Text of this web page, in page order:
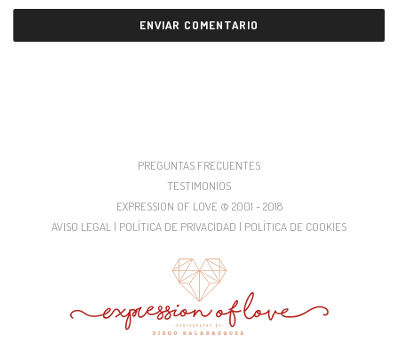
PREGUNTAS FRECUENTES
TESTIMONIOS
EXPRESSION OF LOVE © 2001 - 2018
AVISO LEGAL | POLÍTICA DE PRIVACIDAD | POLÍTICA DE COOKIES